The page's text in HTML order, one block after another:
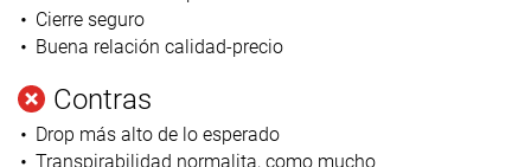
Cierre seguro
Buena relación calidad-precio
Contras
Drop más alto de lo esperado
Transpirabilidad normalita, como mucho